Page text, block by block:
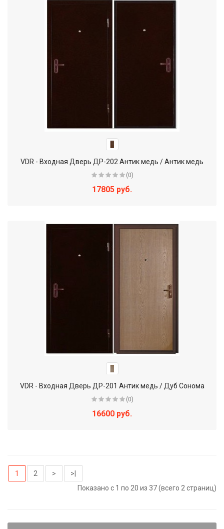
VDR - Входная Дверь ДР-202 Антик медь / Антик медь
(0)
17805 руб.
VDR - Входная Дверь ДР-201 Антик медь / Дуб Сонома
(0)
16600 руб.
1 2 >
>|
Показано с 1 по 20 из 37 (всего 2 страниц)